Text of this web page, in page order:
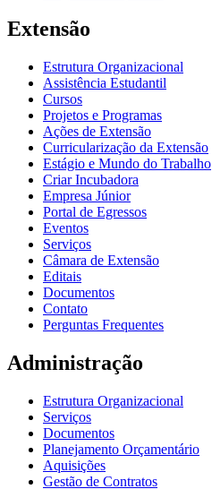
Extensão
Estrutura Organizacional
Assistência Estudantil
Cursos
Projetos e Programas
Ações de Extensão
Curricularização da Extensão
Estágio e Mundo do Trabalho
Criar Incubadora
Empresa Júnior
Portal de Egressos
Eventos
Serviços
Câmara de Extensão
Editais
Documentos
Contato
Perguntas Frequentes
Administração
Estrutura Organizacional
Serviços
Documentos
Planejamento Orçamentário
Aquisições
Gestão de Contratos